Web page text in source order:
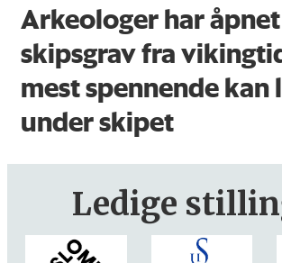
Arkeologer har
skipsgrav fra
mest spennende kan
under skipet
Ledige